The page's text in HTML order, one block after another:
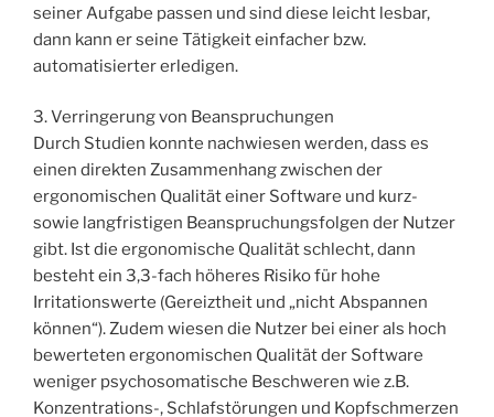
seiner Aufgabe passen und sind diese leicht lesbar,
dann kann er seine Tätigkeit einfacher bzw.
automatisierter erledigen.
3. Verringerung von Beanspruchungen
Durch Studien konnte nachwiesen werden, dass es
einen direkten Zusammenhang zwischen der
ergonomischen Qualität einer Software und kurz-
sowie langfristigen Beanspruchungsfolgen der Nutzer
gibt. Ist die ergonomische Qualität schlecht, dann
besteht ein 3,3-fach höheres Risiko für hohe
Irritationswerte (Gereiztheit und „nicht Abspannen
können“). Zudem wiesen die Nutzer bei einer als hoch
bewerteten ergonomischen Qualität der Software
weniger psychosomatische Beschweren wie z.B.
Konzentrations-, Schlafstörungen und Kopfschmerzen